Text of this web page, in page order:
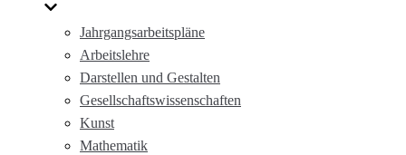
Jahrgangsarbeitspläne
Arbeitslehre
Darstellen und Gestalten
Gesellschaftswissenschaften
Kunst
Mathematik